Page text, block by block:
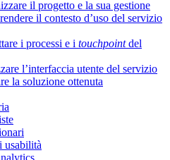
il progetto e la sua gestione
il contesto d’uso del servizio
i processi e i touchpointdel
l’interfaccia utente del servizio
la soluzione ottenuta
usabilità